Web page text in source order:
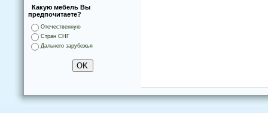
Какую мебель Вы
предпочитаете?
Отечественную
Стран СНГ
Дальнего зарубежья